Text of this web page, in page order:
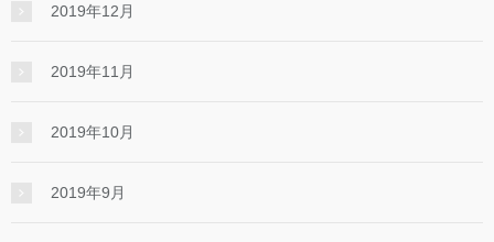
2019年12月
2019年11月
2019年10月
2019年9月